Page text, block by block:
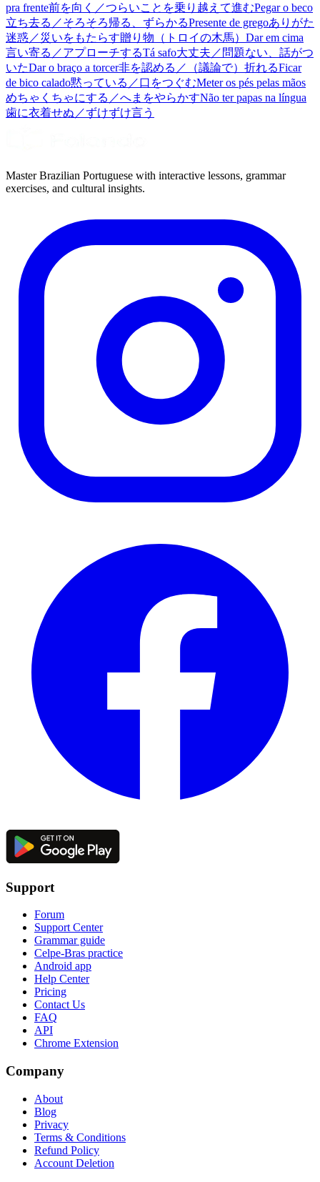
pra frente前を向く／つらいことを乗り越えて進むPegar o beco
立ち去る／そろそろ帰る、ずらかるPresente de gregoありがた
迷惑／災いをもたらす贈り物（トロイの木馬） Dar em cima
言い寄る／アプローチするTá safo大丈夫／問題ない、話がつ
いたDar o braço a torcer非を認める／（議論で）折れるFicar
de bico calado黙っている／口をつぐむMeter os pés pelas mãos
めちゃくちゃにする／へまをやらかすNão ter papas na língua
歯に衣着せぬ／ずけずけ言う
Master Brazilian Portuguese with interactive lessons, grammar
exercises, and cultural insights.
Support
Forum
Support Center
Grammar guide
Celpe-Bras practice
Android app
Help Center
Pricing
Contact Us
FAQ
API
Chrome Extension
Company
About
Blog
Privacy
Terms & Conditions
Refund Policy
Account Deletion